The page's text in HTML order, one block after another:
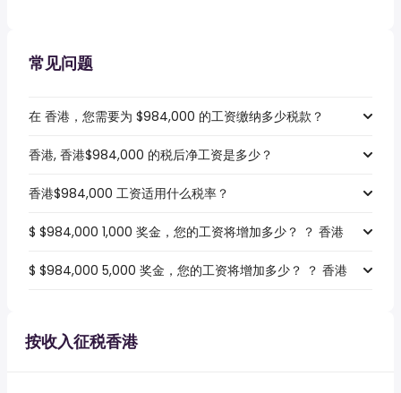
常见问题
在 香港，您需要为 $984,000 的工资缴纳多少税款？
香港, 香港$984,000 的税后净工资是多少？
香港$984,000 工资适用什么税率？
$ $984,000 1,000 奖金，您的工资将增加多少？ ？ 香港
$ $984,000 5,000 奖金，您的工资将增加多少？ ？ 香港
按收入征税香港